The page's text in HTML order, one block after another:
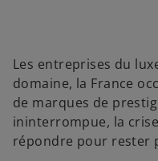
Les entreprises du
domaine, la France
de marques de
ininterrompue, la
répondre pour rester